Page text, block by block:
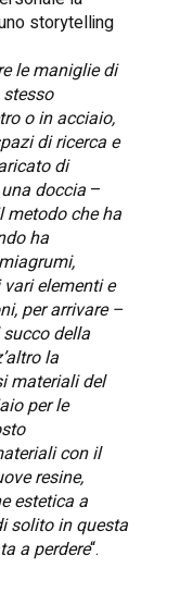
storytelling
le maniglie di
o in acciaio,
di ricerca e
di
doccia –
metodo che ha
ha
elementi e
per arrivare –
della
la
materiali del
per le
con il
resine,
estetica a
solito in questa
a perdere“.